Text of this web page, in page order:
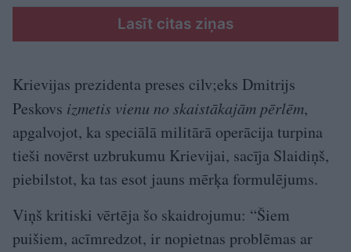
Lasīt citas ziņas
Krievijas prezidenta preses cilv;eks Dmitrijs
Peskovs izmetis vienu no skaistākajām pērlēm,
apgalvojot, ka speciālā militārā operācija turpina
tieši novērst uzbrukumu Krievijai, sacīja Slaidiņš,
piebilstot, ka tas esot jauns mērķa formulējums.
Viņš kritiski vērtēja šo skaidrojumu: “Šiem
puišiem, acīmredzot, ir nopietnas problēmas ar